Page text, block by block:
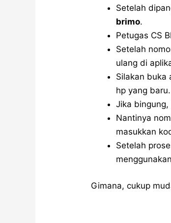
Setelah
brimo.
Petugas CS
Setelah
ulang di
Silakan buka
hp yang baru.
Jika bingung,
Nantinya
masukkan
Setelah
Gimana, cukup